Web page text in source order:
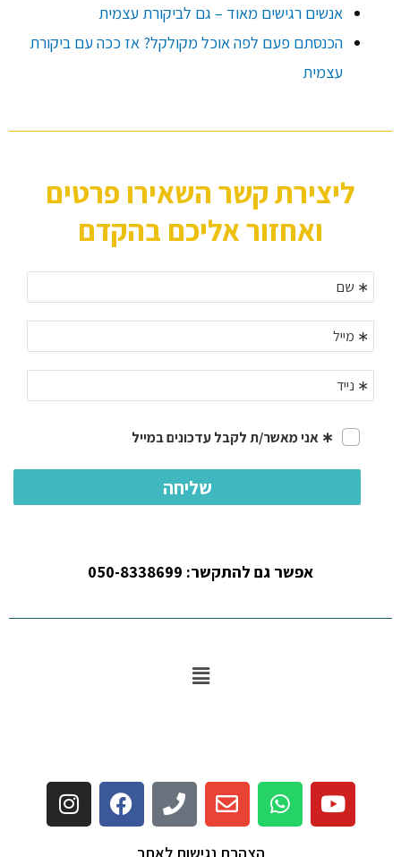
אנשים רגישים מאוד – גם לביקורת עצמית
הכנסתם פעם לפה אוכל מקולקל? אז ככה עם ביקורת
עצמית
אפשר גם להתקשר: 050-8338699
הצהרת נגישות לאתר